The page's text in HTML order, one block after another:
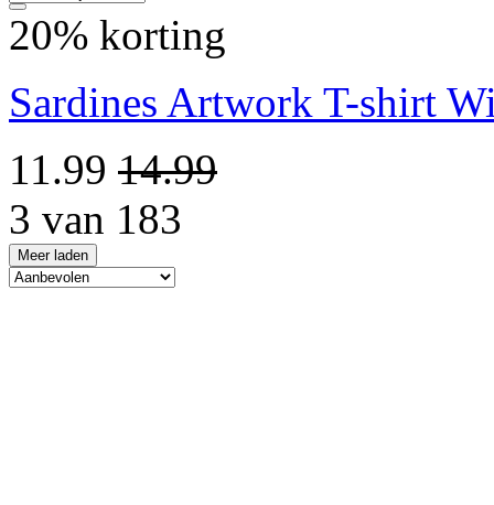
20% korting
Sardines Artwork T-shirt
11.99 14.99
3 van 183
Meer laden